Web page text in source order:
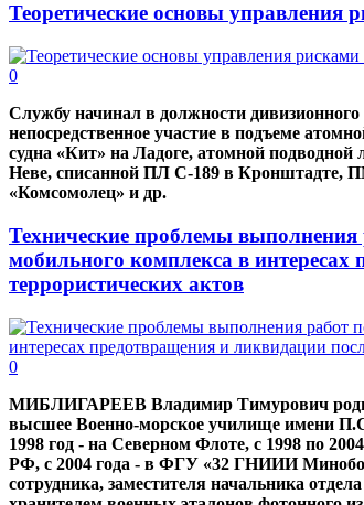
Теоретические основы управления
0
Службу начинал в должности
непосредственное участие в подъеме
судна «Кит» на Ладоге, атомной подводной
Неве, списанной ПЛ С-189 в Кронштадте,
«Комсомолец» и др.
Технические проблемы
мобильного комплекса в
террористических актов
0
МИБЛИГАРЕЕВ Владимир Тимурович
высшее Военно-морское училище имени
1998 год - на Северном Флоте, с 1998 по
РФ, с 2004 года - в ФГУ «32 ГНИИИ
сотрудника, заместителя начальника